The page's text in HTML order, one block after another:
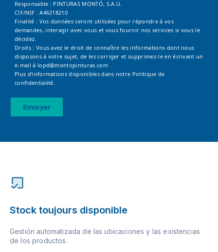
Responsable : PINTURAS MONTÓ, S.A.U.
CIF/NIF : A46218210
Finalité : Vos données seront utilisées pour répondre à vos
demandes, interagir avec vous et vous fournir nos services si vous le
décidez.
Droits : Vous avez le droit de connaître les informations dont nous
disposons à votre sujet, de les corriger et supprimez-le en écrivant un
e-mail à lopd@montopinturas.com
Plus d'informations disponibles dans notre Politique de
confidentialité.
Envoyer
Stock toujours disponible
Gestión automatizada de las ubicaciones y las existencias
de los productos.